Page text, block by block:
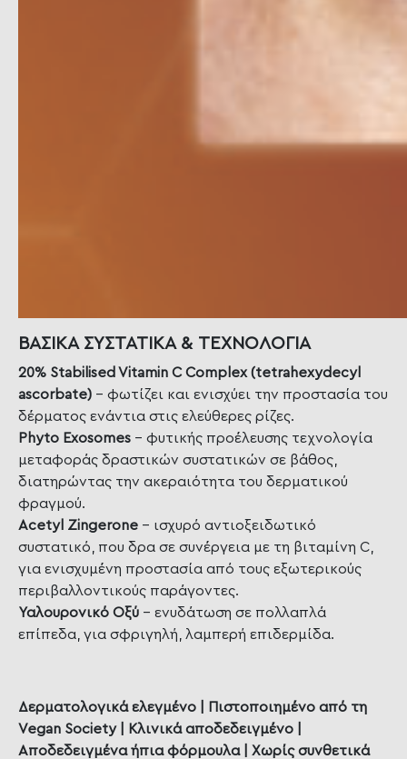
ΒΑΣΙΚΑ ΣΥΣΤΑΤΙΚΑ & ΤΕΧΝΟΛΟΓΙΑ
20% Stabilised Vitamin C Complex (tetrahexydecyl
ascorbate) – φωτίζει και ενισχύει την προστασία του
δέρματος ενάντια στις ελεύθερες ρίζες.
Phyto Exosomes – φυτικής προέλευσης τεχνολογία
μεταφοράς δραστικών συστατικών σε βάθος,
διατηρώντας την ακεραιότητα του δερματικού
φραγμού.
Acetyl Zingerone – ισχυρό αντιοξειδωτικό
συστατικό, που δρα σε συνέργεια με τη βιταμίνη C,
για ενισχυμένη προστασία από τους εξωτερικούς
περιβαλλοντικούς παράγοντες.
Υαλουρονικό Οξύ – ενυδάτωση σε πολλαπλά
επίπεδα, για σφριγηλή, λαμπερή επιδερμίδα.
Δερματολογικά ελεγμένο | Πιστοποιημένο από τη
Vegan Society | Κλινικά αποδεδειγμένο |
Αποδεδειγμένα ήπια φόρμουλα | Χωρίς συνθετικά